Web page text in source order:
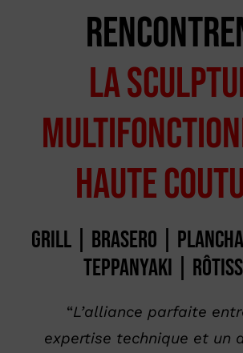
La
haute
Grill | Brasero |
teppanyaki |
“L’alliance parfaite
expertise technique et un